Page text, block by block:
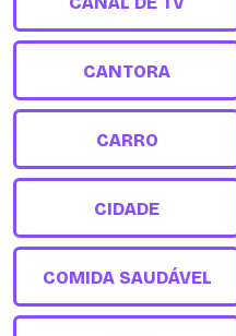
CANTORA
CARRO
CIDADE
COMIDA SAUDÁVEL